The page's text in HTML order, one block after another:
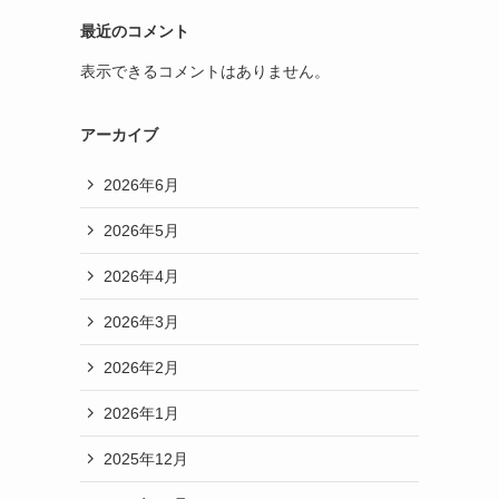
最近のコメント
表示できるコメントはありません。
アーカイブ
2026年6月
2026年5月
2026年4月
2026年3月
2026年2月
2026年1月
2025年12月